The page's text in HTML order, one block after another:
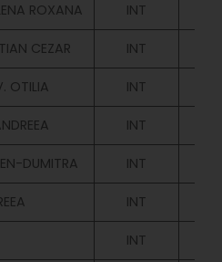
ROXANA INT
CEZAR INT
OTILIA INT
INT
DUMITRA INT
INT
INT